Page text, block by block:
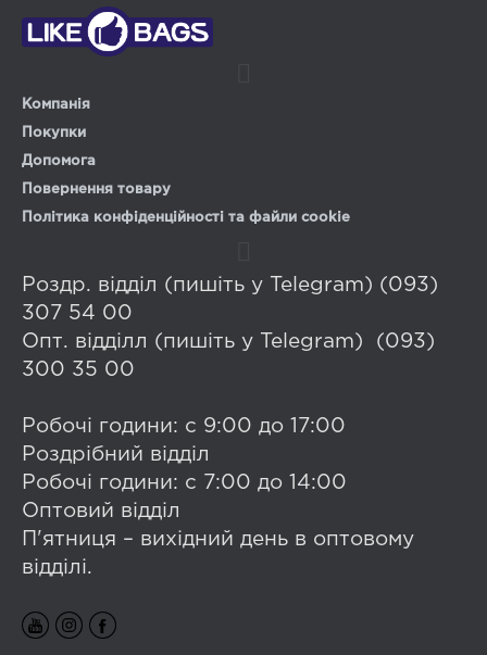
Компанія
Покупки
Допомога
Повернення товару
Політика конфіденційності та файли cookie
Роздр. відділ (пишіть у Telegram) (093)
307 54 00
Опт. відділл (пишіть у Telegram) (093)
300 35 00
Робочі години: с 9:00 до 17:00
Роздрібний відділ
Робочі години: с 7:00 до 14:00
Оптовий відділ
П'ятниця – вихідний день в оптовому
відділі.